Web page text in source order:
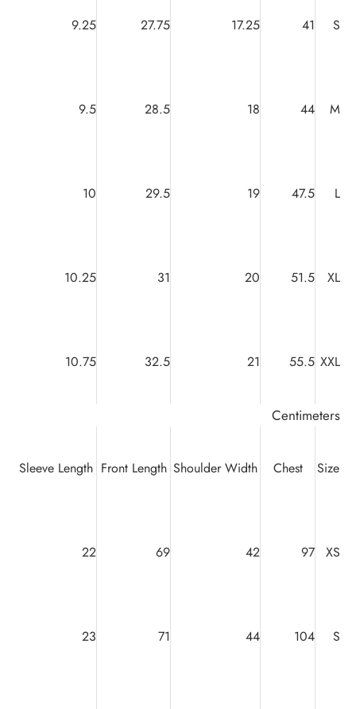
S
41
17.25
27.75
9.25
M
44
18
28.5
9.5
L
47.5
19
29.5
10
XL
51.5
20
31
10.25
XXL
55.5
21
32.5
10.75
Centimeters
Size
Chest
Shoulder Width
Front Length
Sleeve Length
XS
97
42
69
22
S
104
44
71
23